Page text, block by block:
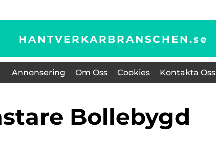
HANTVERKARBRANSCHEN.se
Annonsering Om Oss Cookies Kontakta Oss
Bollebygd